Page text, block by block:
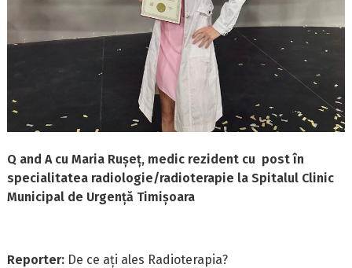
Q and A cu Maria Rușeț, medic rezident cu post în
specialitatea radiologie/radioterapie la Spitalul Clinic
Municipal de Urgență Timișoara
Reporter: De ce ați ales Radioterapia?